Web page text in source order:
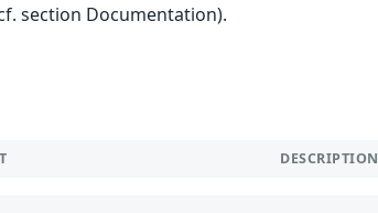
section Documentation).
DESCRIPTION